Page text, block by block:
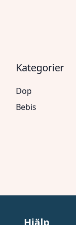
Kategorier
Dop
Bebis
Hjälp